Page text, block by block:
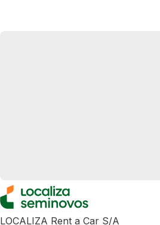
LOCALIZA Rent a Car S/A